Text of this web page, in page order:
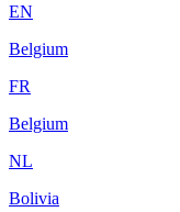
EN
Belgium
FR
Belgium
NL
Bolivia